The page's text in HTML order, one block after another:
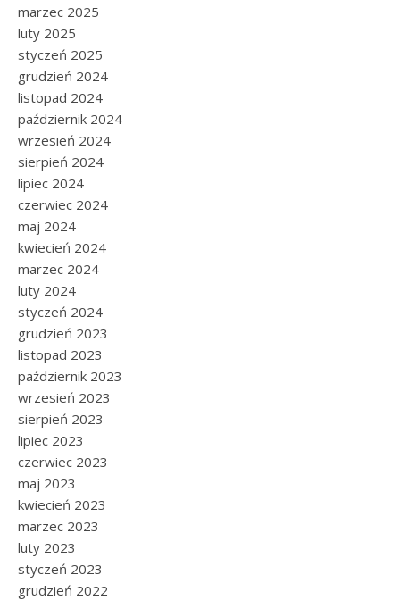
marzec 2025
luty 2025
styczeń 2025
grudzień 2024
listopad 2024
październik 2024
wrzesień 2024
sierpień 2024
lipiec 2024
czerwiec 2024
maj 2024
kwiecień 2024
marzec 2024
luty 2024
styczeń 2024
grudzień 2023
listopad 2023
październik 2023
wrzesień 2023
sierpień 2023
lipiec 2023
czerwiec 2023
maj 2023
kwiecień 2023
marzec 2023
luty 2023
styczeń 2023
grudzień 2022